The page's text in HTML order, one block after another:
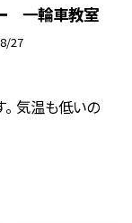
一輪車教室
27
。 気温も低いの